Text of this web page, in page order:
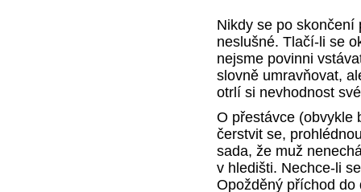
Nikdy se po skončení
neslušné. Tlačí-li se
nejsme povinni
slovně umravňovat,
otrlí si nevhodnost
O přestávce (obvykle
čerstvit se,
sada, že muž
v hledišti. Nechce-li
Opožděný příchod do